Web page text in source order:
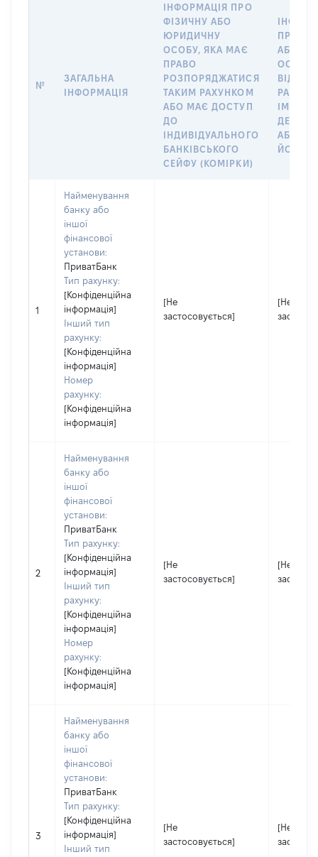
№
ЗАГАЛЬНА
ІНФОРМАЦІЯ
ІНФОРМАЦІЯ ПРО
ФІЗИЧНУ АБО
ЮРИДИЧНУ
ОСОБУ, ЯКА МАЄ
ПРАВО
РОЗПОРЯДЖАТИСЯ
ТАКИМ РАХУНКОМ
АБО МАЄ ДОСТУП
ДО
ІНДИВІДУАЛЬНОГО
БАНКІВСЬКОГО
СЕЙФУ (КОМІРКИ)
ПРО
АБО
ОСОБУ,
ІМ’Я
АБО
ЙОГО
1
Найменування
банку або
іншої
фінансової
установи:
ПриватБанк
Тип рахунку:
[Конфіденційна
інформація]
Інший тип
рахунку:
[Конфіденційна
інформація]
Номер
рахунку:
[Конфіденційна
інформація]
[Не
застосовується]
[Не
2
Найменування
банку або
іншої
фінансової
установи:
ПриватБанк
Тип рахунку:
[Конфіденційна
інформація]
Інший тип
рахунку:
[Конфіденційна
інформація]
Номер
рахунку:
[Конфіденційна
інформація]
[Не
застосовується]
[Не
3
Найменування
банку або
іншої
фінансової
установи:
ПриватБанк
Тип рахунку:
[Конфіденційна
інформація]
Інший тип
[Не
застосовується]
[Не